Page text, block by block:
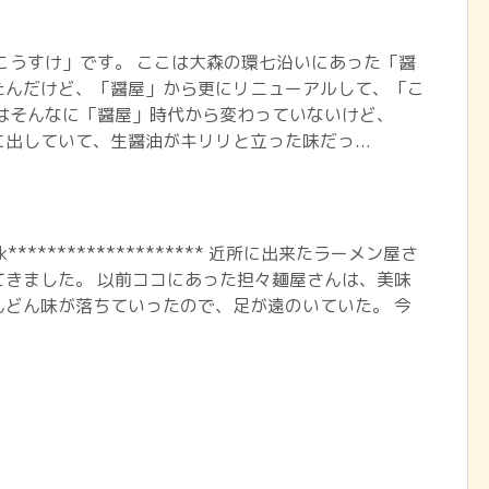
うすけ」です。 ここは大森の環七沿いにあった「醤
だけど、「醤屋」から更にリニューアルして、「こ
んなに「醤屋」時代から変わっていないけど、
していて、生醤油がキリリと立った味だっ...
近所に出来たラーメン屋さ
ました。 以前ココにあった担々麺屋さんは、美味
ん味が落ちていったので、足が遠のいていた。 今